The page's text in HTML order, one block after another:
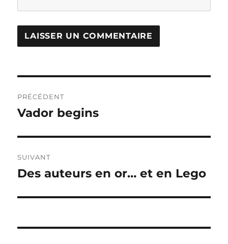
de
PRÉCÉDENT
Publication
Vador begins
SUIVANT
Publication
Des auteurs en or… et en Lego